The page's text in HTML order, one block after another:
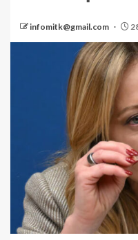
infomitk@gmail.com